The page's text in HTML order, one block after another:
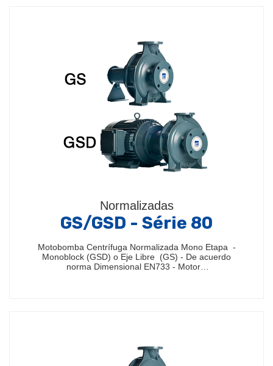
Normalizadas
GS/GSD - Série 80
Motobomba Centrífuga Normalizada Mono Etapa -
Monoblock (GSD) o Eje Libre (GS) - De acuerdo
norma Dimensional EN733 - Motor…